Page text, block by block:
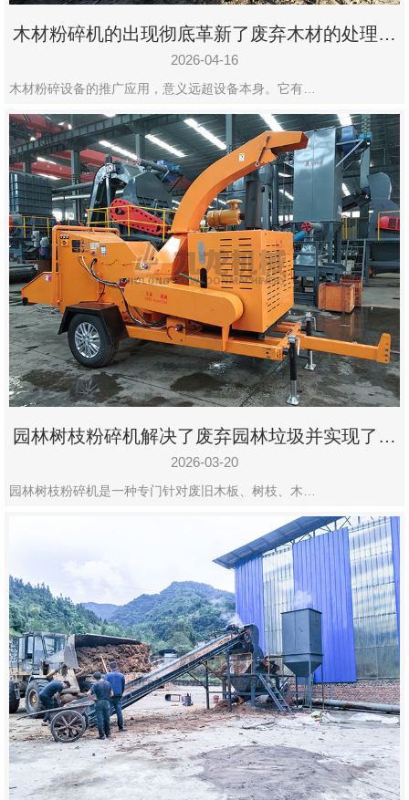
木材粉碎机的出现彻底革新了废弃木材的处理模
式
2026-04-16
木材粉碎设备的推广应用，意义远超设备本身。它有…
园林树枝粉碎机解决了废弃园林垃圾并实现了再
利用
2026-03-20
园林树枝粉碎机是一种专门针对废旧木板、树枝、木…